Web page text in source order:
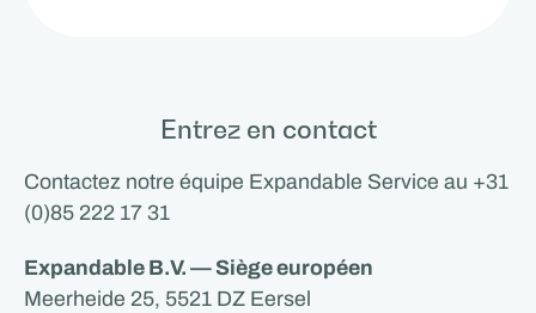
Entrez en contact
Contactez notre équipe Expandable Service au +31
(0)85 222 17 31
Expandable B.V. — Siège européen
Meerheide 25, 5521 DZ Eersel